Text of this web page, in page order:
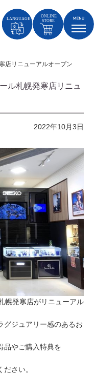
店リニューアルオープン
ル札幌発寒店リニュ
2022年10月3日
幌発寒店がリニューアル
グジュアリー感のあるお
品やご購入特典を
さい。